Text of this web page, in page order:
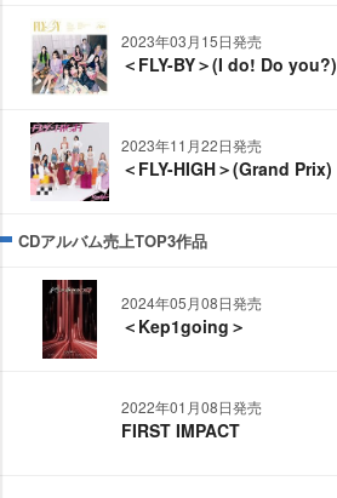
2023年03月15日発売
＜FLY-BY＞(I do! Do you?)
2023年11月22日発売
＜FLY-HIGH＞(Grand Prix)
CDアルバム売上TOP3作品
2024年05月08日発売
＜Kep1going＞
2022年01月08日発売
FIRST IMPACT